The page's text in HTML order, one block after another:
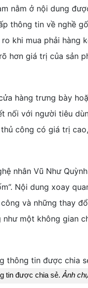
nằm ở nội dung
thông tin về nghề
khi mua phải hàng
hơn giá trị của sản
hàng trưng bày
nối với người tiêu
công có giá trị
nhân Vũ Như
Nội dung xoay
và những thay
một không gian
tin được chia sẻ. Ảnh